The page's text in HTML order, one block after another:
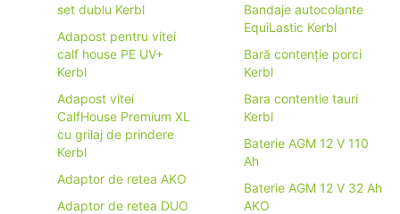
set dublu Kerbl
Adapost pentru vitei
calf house PE UV+
Kerbl
Adapost vitei
CalfHouse Premium XL
cu grilaj de prindere
Kerbl
Adaptor de retea AKO
Adaptor de retea DUO
Bandaje autocolante
EquiLastic Kerbl
Bară contenție porci
Kerbl
Bara contentie tauri
Kerbl
Baterie AGM 12 V 110
Ah
Baterie AGM 12 V 32 Ah
AKO